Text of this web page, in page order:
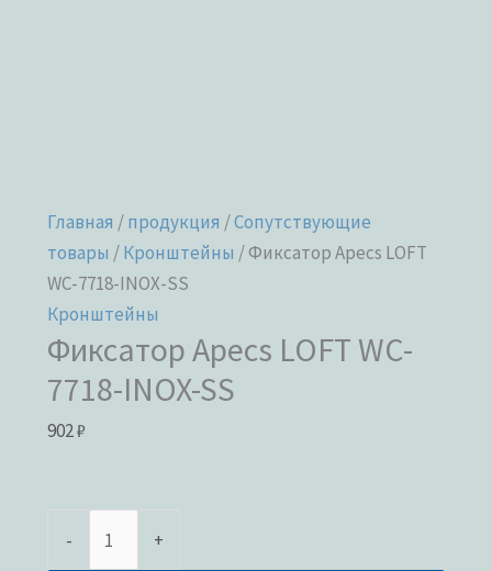
Главная /продукция /Сопутствующие
товары /Кронштейны / Фиксатор Apecs LOFT
WC-7718-INOX-SS
Кронштейны
Фиксатор Apecs LOFT WC-
7718-INOX-SS
902₽
- +